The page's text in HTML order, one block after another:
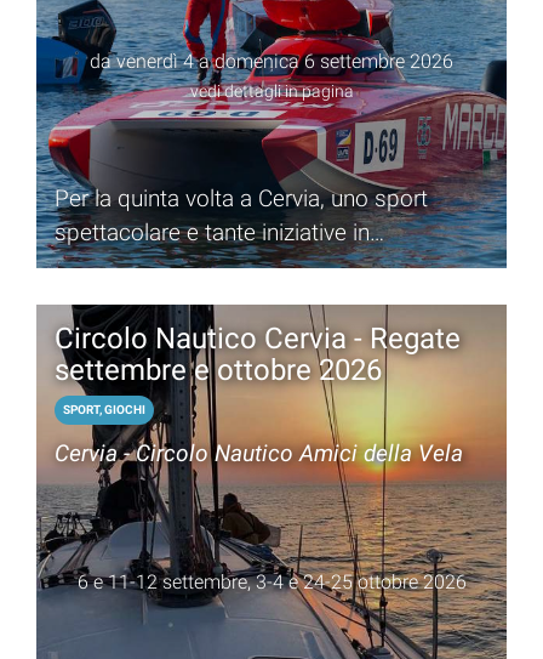
da venerdì 4 a domenica 6 settembre 2026
vedi dettagli in pagina
Per la quinta volta a Cervia, uno sport
spettacolare e tante iniziative in
programma
Circolo Nautico Cervia - Regate
settembre e ottobre 2026
SPORT, GIOCHI
Cervia - Circolo Nautico Amici della Vela
6 e 11-12 settembre, 3-4 e 24-25 ottobre 2026